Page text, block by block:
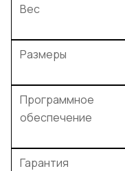
Вес
Размеры
Программное
обеспечение
Гарантия